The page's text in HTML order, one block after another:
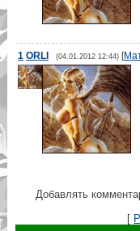
1 ORLI (04.01.2012 12:44)[
Добавлять
[